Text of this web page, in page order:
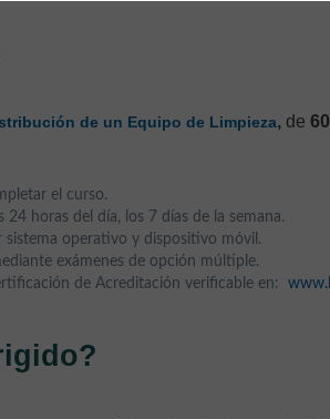
de un Equipo de Limpieza, de
el curso.
24 horas del día, los 7 días de la semana.
sistema operativo y dispositivo móvil.
exámenes de opción múltiple.
de Acreditación verificable en: